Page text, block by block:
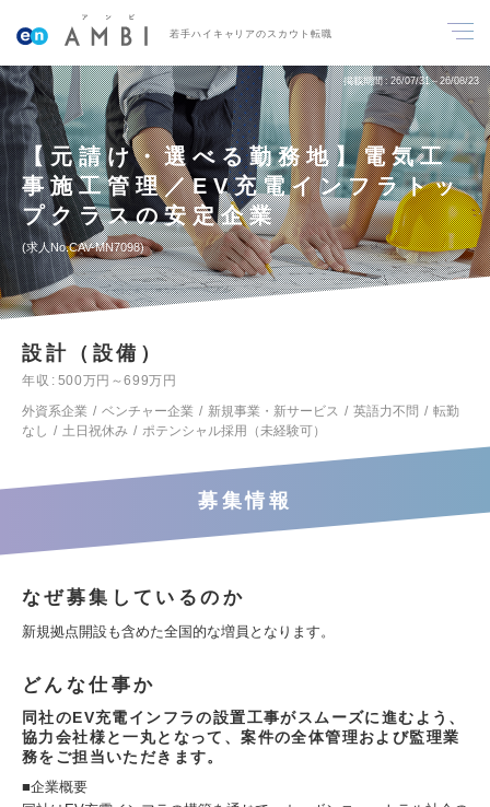
若手ハイキャリアのスカウト転職
掲載期間 26/07/31～26/08/23
【元請け・選べる勤務地】電気工
事施工管理／EV充電インフラトッ
プクラスの安定企業
求人No.CAV-MN7098
設計（設備）
年収
500万円～699万円
外資系企業
ベンチャー企業 新規事業・新サービス 英語力不問
転勤
なし
土日祝休み ポテンシャル採用（未経験可）
募集情報
なぜ募集しているのか
新規拠点開設も含めた全国的な増員となります。
どんな仕事か
同社のEV充電インフラの設置工事がスムーズに進むよう、
協力会社様と一丸となって、案件の全体管理および監理業
務をご担当いただきます。
■企業概要